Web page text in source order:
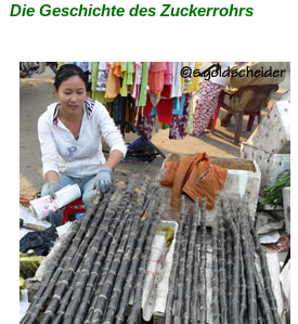
Die Geschichte des Zuckerrohrs